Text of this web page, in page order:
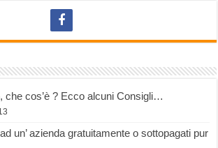
che cos’è ? Ecco alcuni Consigli…
un’ azienda gratuitamente o sottopagati pur